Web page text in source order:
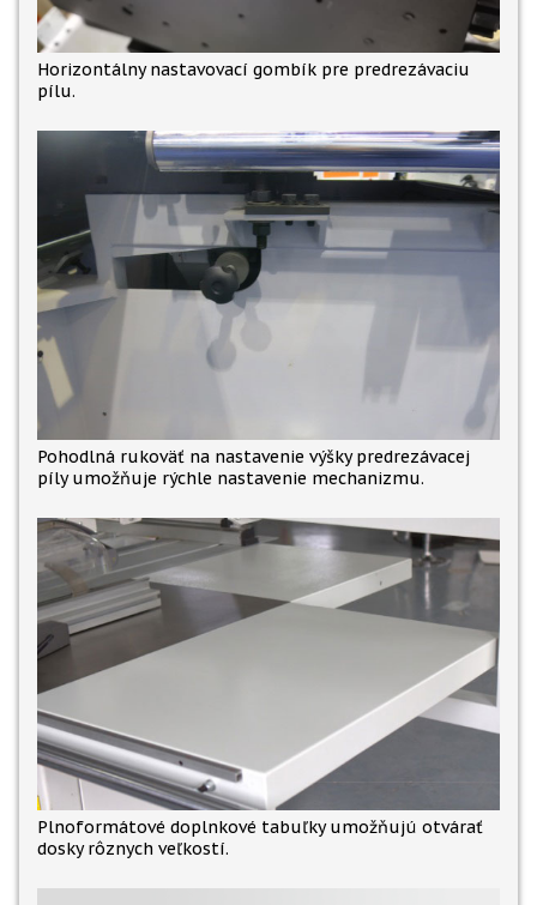
Horizontálny nastavovací gombík pre predrezávaciu
pílu.
Pohodlná rukoväť na nastavenie výšky predrezávacej
píly umožňuje rýchle nastavenie mechanizmu.
Plnoformátové doplnkové tabuľky umožňujú otvárať
dosky rôznych veľkostí.